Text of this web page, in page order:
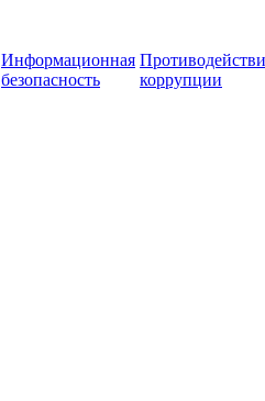
Информационная
безопасность
коррупции